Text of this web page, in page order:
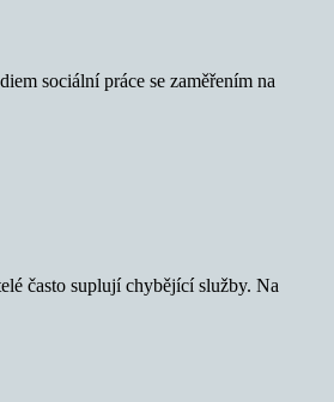
sociální práce se zaměřením na
často suplují chybějící služby. Na